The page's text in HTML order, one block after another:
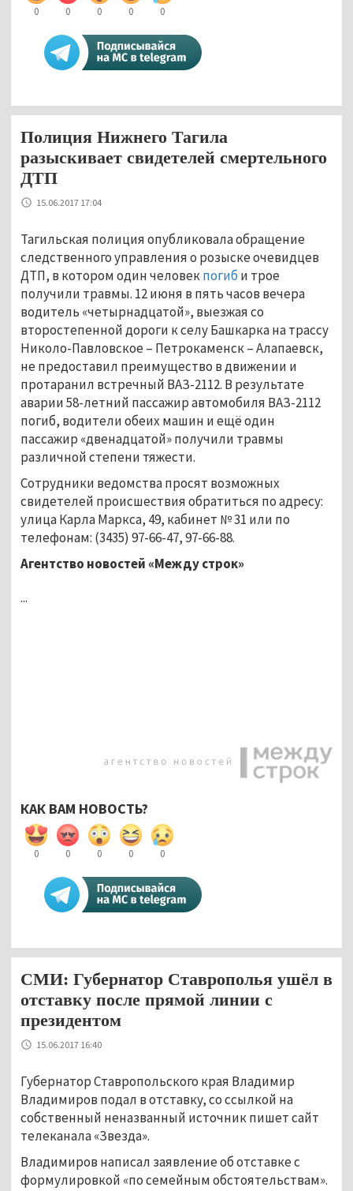
0 0 0 0 0
Полиция Нижнего Тагила
разыскивает свидетелей смертельного
ДТП
15.06.2017 17:04
Тагильская полиция опубликовала обращение
следственного управления о розыске очевидцев
ДТП, в котором один человекпогиб и трое
получили травмы. 12 июня в пять часов вечера
водитель «четырнадцатой», выезжая со
второстепенной дороги к селу Башкарка на трассу
Николо-Павловское – Петрокаменск – Алапаевск,
не предоставил преимущество в движении и
протаранил встречный ВАЗ-2112. В результате
аварии 58-летний пассажир автомобиля ВАЗ-2112
погиб, водители обеих машин и ещё один
пассажир «двенадцатой» получили травмы
различной степени тяжести.
Сотрудники ведомства просят возможных
свидетелей происшествия обратиться по адресу:
улица Карла Маркса, 49, кабинет № 31 или по
телефонам: (3435) 97-66-47, 97-66-88.
Агентство новостей «Между строк»
...
КАК ВАМ НОВОСТЬ?
0 0 0 0 0
СМИ: Губернатор Ставрополья ушёл в
отставку после прямой линии с
президентом
15.06.2017 16:40
Губернатор Ставропольского края Владимир
Владимиров подал в отставку, со ссылкой на
собственный неназванный источник пишет сайт
телеканала «Звезда».
Владимиров написал заявление об отставке с
формулировкой «по семейным обстоятельствам».